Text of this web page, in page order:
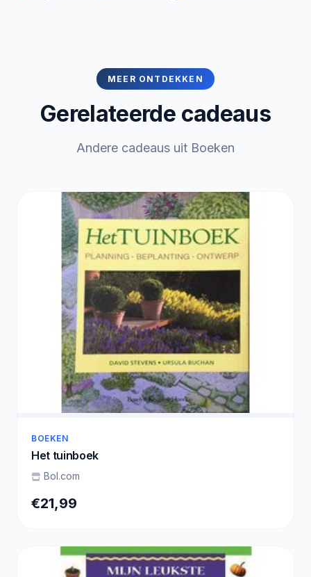
MEER ONTDEKKEN
Gerelateerde cadeaus
Andere cadeaus uit Boeken
BOEKEN
Het tuinboek
Bol.com
€21,99